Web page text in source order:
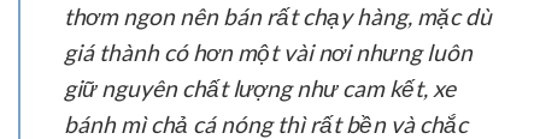
thơm ngon nên bán rất chạy hàng, mặc dù
giá thành có hơn một vài nơi nhưng luôn
giữ nguyên chất lượng như cam kết, xe
bánh mì chả cá nóng thì rất bền và chắc